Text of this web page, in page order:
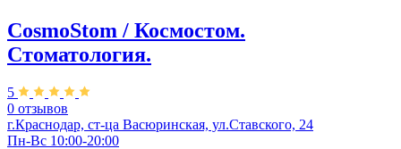
CosmoStom / Космостом.
Стоматология.
5
0 отзывов
г.Краснодар, ст-ца Васюринская, ул.Ставского, 24
Пн-Вс 10:00-20:00